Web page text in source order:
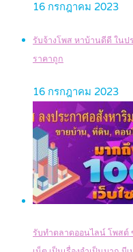
16 กรกฎาคม 2023
รับจ้างโพส หาบ้านดีดี ในป
ราคาถูก
16 กรกฎาคม 2023
รับทำตลาดออนไลน์ โพสต์